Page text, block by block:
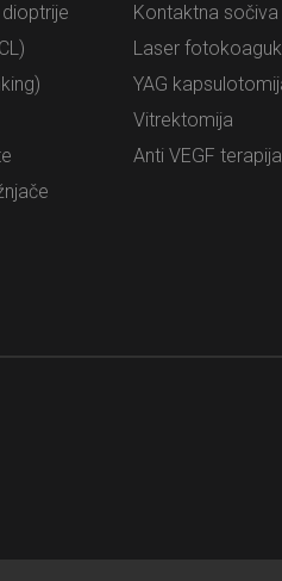
Kontaktna sočiva
Laser
YAG
Vitrektomija
Anti VEGF terapija